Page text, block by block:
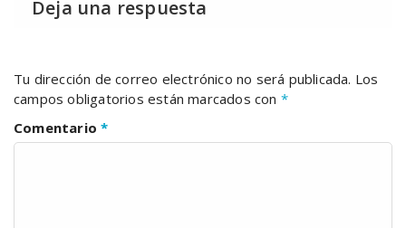
Deja una respuesta
Tu dirección de correo electrónico no será publicada. Los
campos obligatorios están marcados con *
Comentario*